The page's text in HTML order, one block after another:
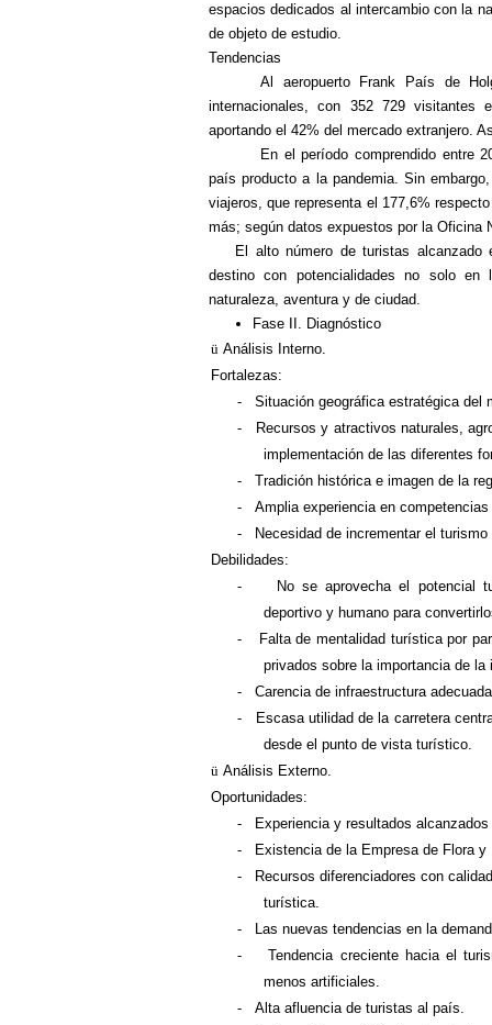
espacios dedicados al intercambio con la
de objeto de estudio.
Tendencias
Al aeropuerto Frank País de
internacionales, con 352 729 visitantes
aportando el 42% del mercado extranjero.
En el período comprendido entre
país producto a la pandemia. Sin
viajeros, que representa el 177,6%
más; según datos expuestos por la Oficina
El alto número de turistas alcanzado
destino con potencialidades no solo
naturaleza, aventura y de ciudad.
Fase II. Diagnóstico
ü Análisis Interno.
Fortalezas:
-
Situación geográfica estratégica del
-
Recursos y atractivos naturales,
implementación de las diferentes
-
Tradición histórica e imagen de la
-
Amplia experiencia en
-
Necesidad de incrementar el
Debilidades:
-
No se aprovecha el potencial
deportivo y humano para
-
Falta de mentalidad turística por
privados sobre la importancia de
-
Carencia de infraestructura
-
Escasa utilidad de la carretera
desde el punto de vista turístico.
ü Análisis Externo.
Oportunidades:
-
Experiencia y resultados
-
Existencia de la Empresa de Flora
-
Recursos diferenciadores con
turística.
-
Las nuevas tendencias en la
-
Tendencia creciente hacia el
menos artificiales.
-
Alta afluencia de turistas al país.